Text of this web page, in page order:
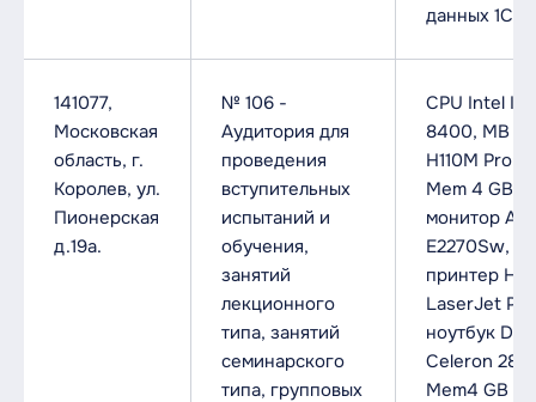
данных 1С.
141077,
Московская
область, г.
Королев, ул.
Пионерская
д.19а.
№ 106 -
Аудитория для
проведения
вступительных
испытаний и
обучения,
занятий
лекционного
типа, занятий
семинарского
типа, групповых
CPU Intel I5-
8400, MB
H110M Pro
Mem 4 GB
монитор
E2270Sw,
принтер HP
LaserJet
ноутбук
Celeron
Mem4 GB